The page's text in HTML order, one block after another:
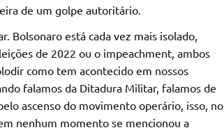
de um golpe autoritário.
Bolsonaro está cada vez mais isolado,
de 2022 ou o impeachment, ambos
como tem acontecido em nossos
falamos da Ditadura Militar, falamos de
ascenso do movimento operário, isso, no
nenhum momento se mencionou a